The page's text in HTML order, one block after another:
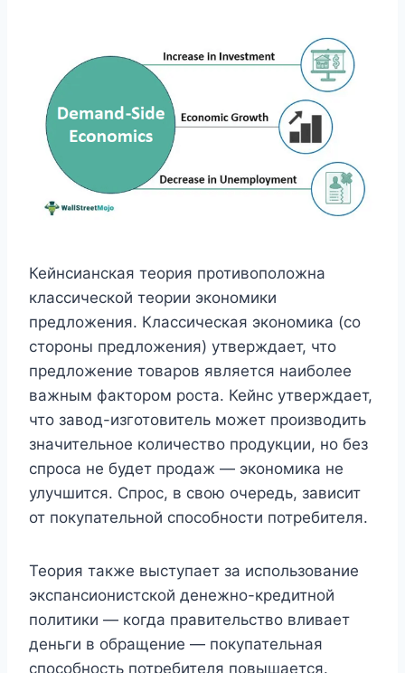
Кейнсианская теория противоположна
классической теории экономики
предложения. Классическая экономика (со
стороны предложения) утверждает, что
предложение товаров является наиболее
важным фактором роста. Кейнс утверждает,
что завод-изготовитель может производить
значительное количество продукции, но без
спроса не будет продаж — экономика не
улучшится. Спрос, в свою очередь, зависит
от покупательной способности потребителя.
Теория также выступает за использование
экспансионистской денежно-кредитной
политики — когда правительство вливает
деньги в обращение — покупательная
способность потребителя повышается.